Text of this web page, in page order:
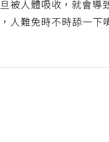
被人體吸收，就會導
人難免時不時舔一下